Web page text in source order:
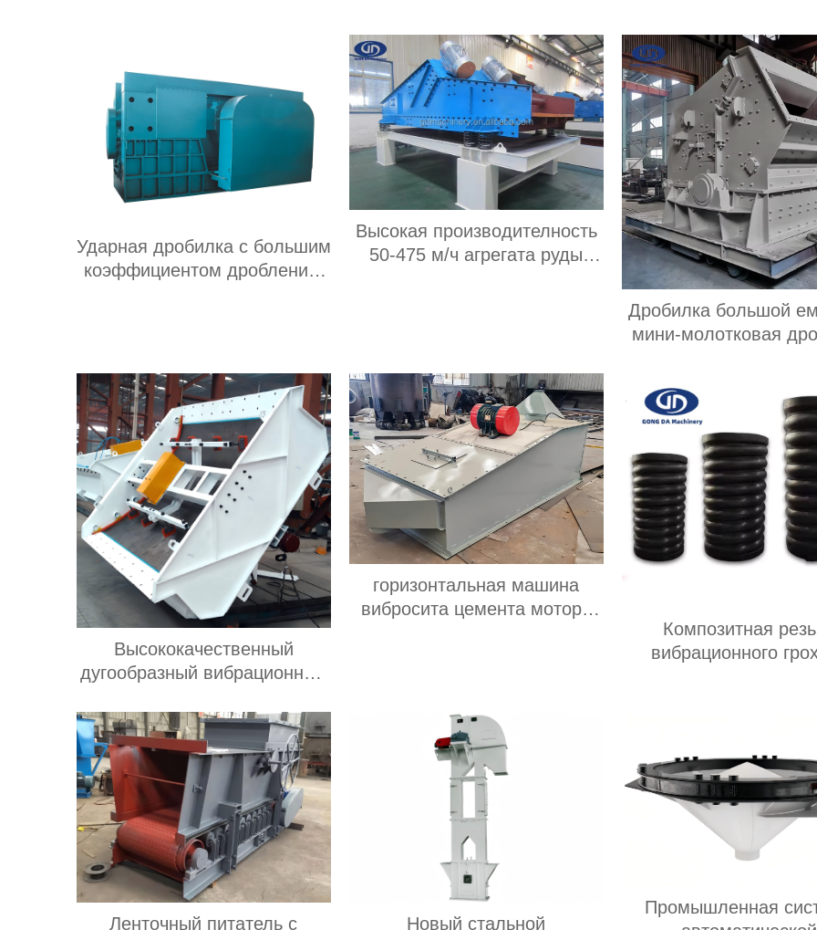
Ударная дробилка с большим
коэффициентом дробления,
т/ч
Высокая производителность
50-475 м/ч агрегата руды
Дробилка большой
мини-молотковая
Высококачественный
дугообразный вибрационный
премиум-класса
горизонтальная машина
вибросита цемента мотора
Композитная
вибрационного
Ленточный питатель с Новый стальной
Промышленная